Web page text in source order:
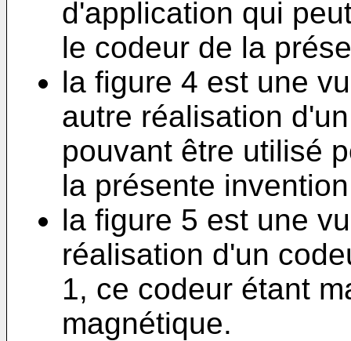
d'application qui
le codeur de la
la figure 4 est une
autre réalisation
pouvant être utilisé
la présente
la figure 5 est une
réalisation d'un
1, ce codeur étant
magnétique.